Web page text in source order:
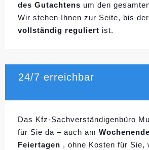
des Gutachtens um den
Wir stehen Ihnen zur Seite, bis
vollständig reguliert ist.
24/7 erreichbar
Das Kfz-Sachverständigenbüro
für Sie da – auch am Wochenende
Feiertagen , ohne Kosten für Sie,